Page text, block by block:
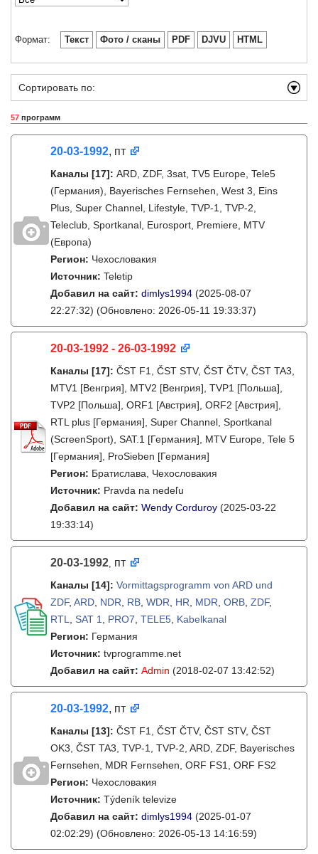
Формат: Текст Фото / сканы PDF DJVU HTML
Сортировать по:
57 программ
20-03-1992, пт
Каналы [17]: ARD, ZDF, 3sat, TV5 Europe, Tele5
(Германия), Bayerisches Fernsehen, West 3, Eins
Plus, Super Channel, Lifestyle, TVP-1, TVP-2,
Teleclub, Sportkanal, Eurosport, Premiere, MTV
(Европа)
Регион: Чехословакия
Источник: Teletip
Добавил на сайт: dimlys1994 (2025-08-07
22:27:32) (Обновлено: 2026-05-11 19:33:37)
20-03-1992 - 26-03-1992
Каналы [17]: ČST F1, ČST STV, ČST ČTV, ČST TA3,
MTV1 [Венгрия], MTV2 [Венгрия], TVP1 [Польша],
TVP2 [Польша], ORF1 [Австрия], ORF2 [Австрия],
RTL plus [Германия], Super Channel, Sportkanal
(ScreenSport), SAT.1 [Германия], MTV Europe, Tele 5
[Германия], ProSieben [Германия]
Регион: Братислава, Чехословакия
Источник: Pravda na nedeľu
Добавил на сайт: Wendy Corduroy (2025-03-22
19:33:14)
20-03-1992, пт
Каналы [14]: Vormittagsprogramm von ARD und
ZDF, ARD NDR RB WDR HR MDR ORB ZDF,
RTL
SAT 1 PRO7 TELE5 Kabelkanal
Регион: Германия
Источник: tvprogramme.net
Добавил на сайт: Admin (2018-02-07 13:42:52)
20-03-1992, пт
Каналы [13]: ČST F1, ČST ČTV, ČST STV, ČST
OK3, ČST TA3, TVP-1, TVP-2, ARD, ZDF, Bayerisches
Fernsehen, MDR Fernsehen, ORF FS1, ORF FS2
Регион: Чехословакия
Источник: Týdeník televize
Добавил на сайт: dimlys1994 (2025-01-07
02:02:29) (Обновлено: 2026-05-13 14:16:59)